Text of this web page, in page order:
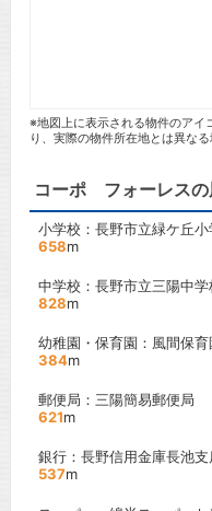
※地図上に表示される物件のアイ
り、実際の物件所在地とは異なる
コーポ フォーレスの
小学校：長野市立緑ケ丘小
658m
中学校：長野市立三陽中学
828m
幼稚園・保育園：風間保育
384m
郵便局：三陽簡易郵便局
621m
銀行：長野信用金庫長池支
537m